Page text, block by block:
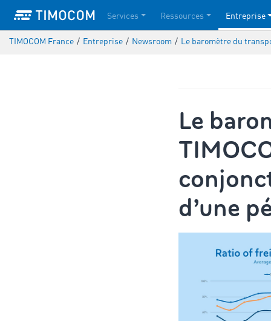
Services Ressources Entreprise
TIMOCOM France / Entreprise / Newsroom / Le baromètre du
Le
d’une